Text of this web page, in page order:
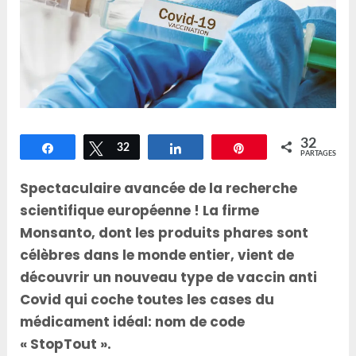
Partagez Tweetez
32 Épingle 32
PARTAGES
Spectaculaire avancée de la recherche
scientifique européenne ! La firme
Monsanto, dont les produits phares sont
célèbres dans le monde entier, vient de
découvrir un nouveau type de vaccin anti
Covid qui coche toutes les cases du
médicament idéal: nom de code
« StopTout ».